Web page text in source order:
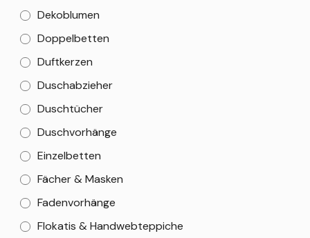
Dekoblumen
Doppelbetten
Duftkerzen
Duschabzieher
Duschtücher
Duschvorhänge
Einzelbetten
Fächer & Masken
Fadenvorhänge
Flokatis & Handwebteppiche